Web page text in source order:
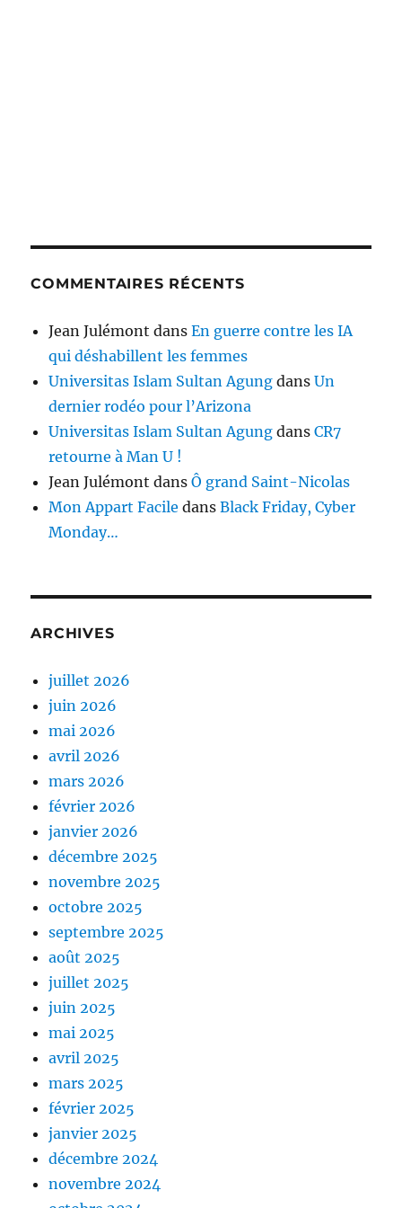
COMMENTAIRES RÉCENTS
Jean Julémont dansEn guerre contre les IA
qui déshabillent les femmes
Universitas Islam Sultan Agung dansUn
dernier rodéo pour l’Arizona
Universitas Islam Sultan Agung dansCR7
retourne à Man U !
Jean Julémont dansÔ grand Saint-Nicolas
Mon Appart Facile dansBlack Friday, Cyber
Monday…
ARCHIVES
juillet 2026
juin 2026
mai 2026
avril 2026
mars 2026
février 2026
janvier 2026
décembre 2025
novembre 2025
octobre 2025
septembre 2025
août 2025
juillet 2025
juin 2025
mai 2025
avril 2025
mars 2025
février 2025
janvier 2025
décembre 2024
novembre 2024